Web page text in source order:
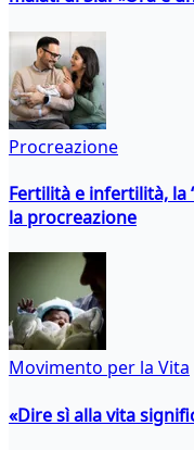
Procreazione
Fertilità e infertilità, la
la procreazione
Movimento per la Vita
«Dire sì alla vita